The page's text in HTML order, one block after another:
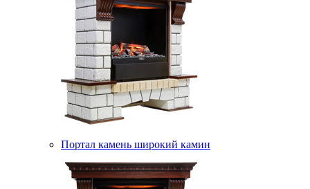
Портал камень широкий камин